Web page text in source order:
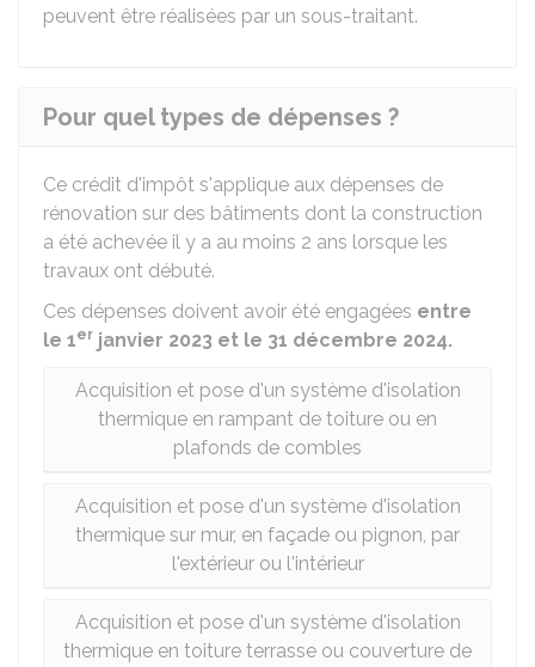
peuvent être réalisées par un sous-traitant.
Pour quel types de dépenses ?
Ce crédit d'impôt s'applique aux dépenses de
rénovation sur des bâtiments dont la construction
a été achevée il y a au moins 2 ans lorsque les
travaux ont débuté.
Ces dépenses doivent avoir été engagées entre
le 1er janvier 2023 et le 31 décembre 2024.
Acquisition et pose d'un système d'isolation
thermique en rampant de toiture ou en
plafonds de combles
Acquisition et pose d'un système d'isolation
thermique sur mur, en façade ou pignon, par
l'extérieur ou l'intérieur
Acquisition et pose d'un système d'isolation
thermique en toiture terrasse ou couverture de